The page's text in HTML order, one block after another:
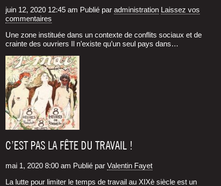
juin 12, 2020 12:45 am Publié paradministration Laissez vos
commentaires
Une zone instituée dans un contexte de conflits sociaux et de
crainte des ouvriers Il n’existe qu’un seul pays dans…
C’EST PAS LA FÊTE DU TRAVAIL !
mai 1, 2020 8:00 am Publié parValentin Fayet
La lutte pour limi­ter le temps de tra­vail au XIXè siècle est un